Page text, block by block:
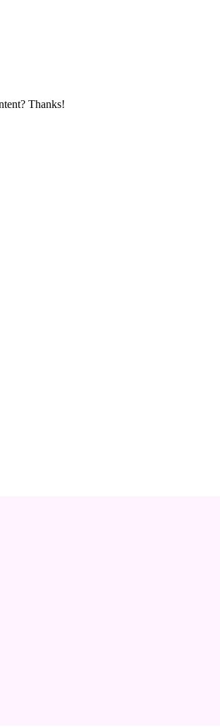
Thanks!